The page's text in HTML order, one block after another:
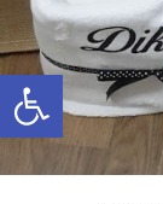
פתח סרגל נגישות